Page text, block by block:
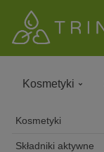
Kosmetyki
Kosmetyki
Składniki aktywne